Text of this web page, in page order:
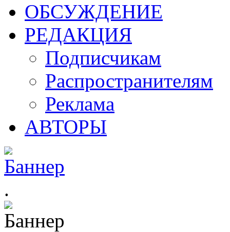
ОБСУЖДЕНИЕ
РЕДАКЦИЯ
Подписчикам
Распространителям
Реклама
АВТОРЫ
.